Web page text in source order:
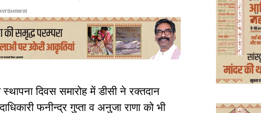
दिवस समारोह में डीसी ने रक्तदान
फनीन्द्र गुप्ता व अनुजा राणा को भी